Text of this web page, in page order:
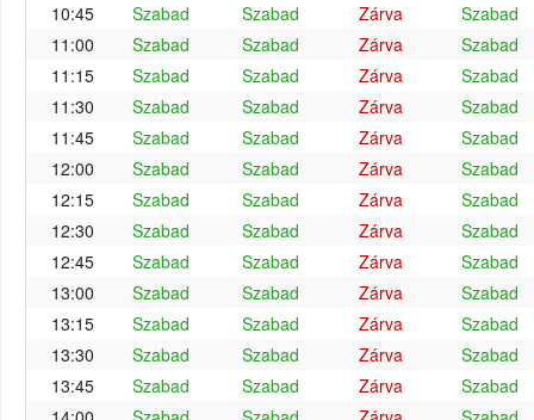
10:45
Szabad Szabad Zárva
Szabad
11:00
Szabad Szabad Zárva
Szabad
11:15
Szabad Szabad Zárva
Szabad
11:30
Szabad Szabad Zárva
Szabad
11:45
Szabad Szabad Zárva
Szabad
12:00
Szabad Szabad Zárva
Szabad
12:15
Szabad Szabad Zárva
Szabad
12:30
Szabad Szabad Zárva
Szabad
12:45
Szabad Szabad Zárva
Szabad
13:00
Szabad Szabad Zárva
Szabad
13:15
Szabad Szabad Zárva
Szabad
13:30
Szabad Szabad Zárva
Szabad
13:45
Szabad Szabad Zárva
Szabad